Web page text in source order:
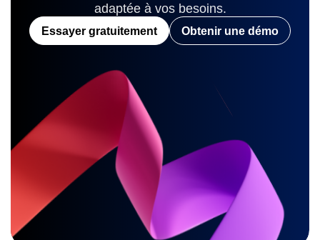
adaptée à vos besoins.
Essayer gratuitement Obtenir une démo